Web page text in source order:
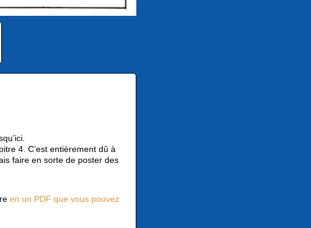
4. C’est entièrement dû à
faire en sorte de poster des
en un PDF que vous pouvez